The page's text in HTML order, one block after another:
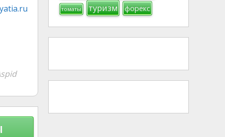
томаты туризм форекс